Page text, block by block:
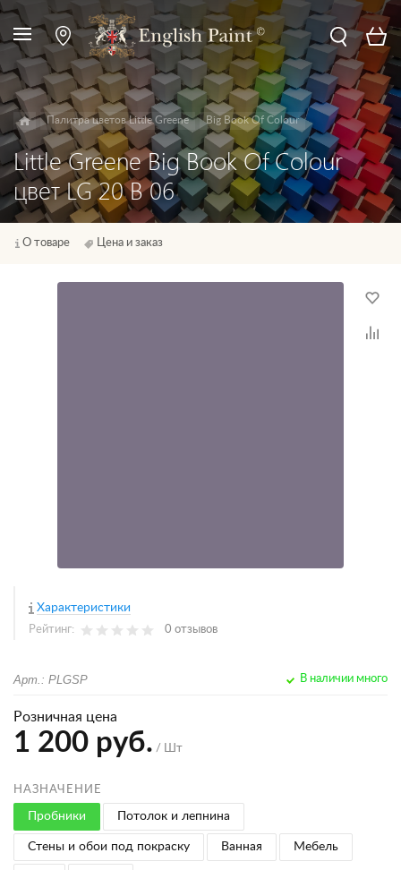
Палитра цветов Little Greene Big Book Of Colour
Little Greene Big Book Of Colour
цвет LG 20 B 06
О товаре Цена и заказ
Характеристики
Рейтинг: 0 отзывов
Арт.: PLGSP В наличии много
Розничная цена
1 200 руб. / Шт
НАЗНАЧЕНИЕ
Пробники Потолок и лепнина
Стены и обои под покраску Ванная Мебель